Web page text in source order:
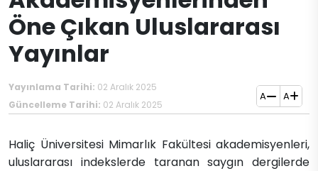
Öne Çıkan Uluslararası
Yayınlar
Yayınlama Tarihi: 02 Aralık 2025
Güncelleme Tarihi: 02 Aralık 2025
A A
Haliç Üniversitesi Mimarlık Fakültesi akademisyenleri,
uluslararası indekslerde taranan saygın dergilerde